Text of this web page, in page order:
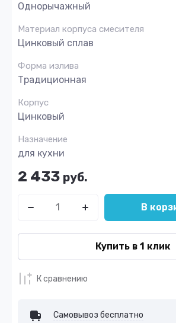
Однорычажный
Материал корпуса смесителя
Цинковый сплав
Форма излива
Традиционная
Корпус
Цинковый
Назначение
для кухни
2 433 руб.
В
Купить в 1 клик
К сравнению
Самовывоз бесплатно